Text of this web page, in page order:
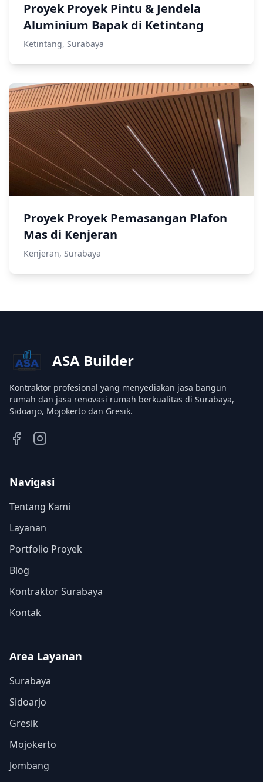
Proyek Proyek Pintu & Jendela
Aluminium Bapak di Ketintang
Ketintang, Surabaya
Proyek Proyek Pemasangan Plafon
Mas di Kenjeran
Kenjeran, Surabaya
ASA Builder
Kontraktor profesional yang menyediakan jasa bangun
rumah dan jasa renovasi rumah berkualitas di Surabaya,
Sidoarjo, Mojokerto dan Gresik.
Navigasi
Tentang Kami
Layanan
Portfolio Proyek
Blog
Kontraktor Surabaya
Kontak
Area Layanan
Surabaya
Sidoarjo
Gresik
Mojokerto
Jombang